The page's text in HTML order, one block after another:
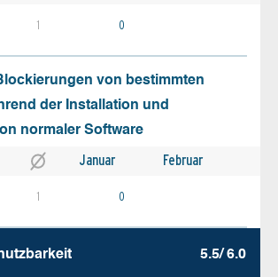
1 0
von bestimmten
der Installation und
normaler Software
Januar Februar
1 0
5.5/ 6.0